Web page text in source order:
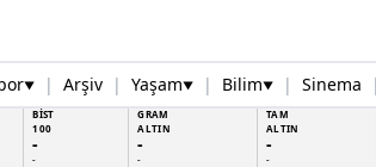
▼ | Arşiv | Yaşam▼ | Bilim▼ | Sinema |
BİST
100
-
-
GRAM
ALTIN
-
-
TAM
ALTIN
-
-